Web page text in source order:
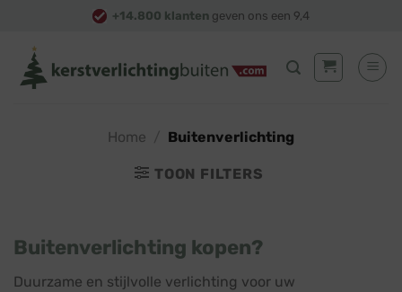
content
+14.800 klanten geven ons een 9,4
Home Buitenverlichting
TOON FILTERS
Buitenverlichting kopen?
Duurzame en stijlvolle verlichting voor uw